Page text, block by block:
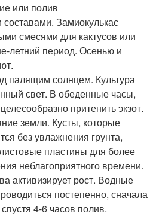
или полив
Замиокулькас
смесями для кактусов или
летний период. Осенью и
палящим солнцем. Культура
свет. В обеденные часы,
притенить экзот.
земли. Кусты, которые
без увлажнения грунта,
пластины для более
неблагоприятного времени.
активизирует рост. Водные
постепенно, сначала
4-6 часов полив.